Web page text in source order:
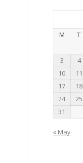
M
T
3
4
10
11
17
18
24
25
31
« May